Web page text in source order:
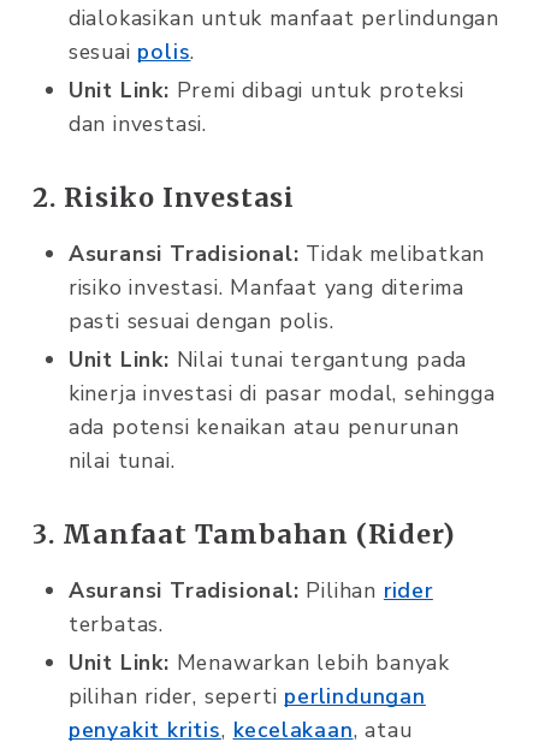
dialokasikan untuk manfaat perlindungan
sesuai polis.
Unit Link: Premi dibagi untuk proteksi
dan investasi.
2. Risiko Investasi
Asuransi Tradisional: Tidak melibatkan
risiko investasi. Manfaat yang diterima
pasti sesuai dengan polis.
Unit Link: Nilai tunai tergantung pada
kinerja investasi di pasar modal, sehingga
ada potensi kenaikan atau penurunan
nilai tunai.
3. Manfaat Tambahan (Rider)
Asuransi Tradisional: Pilihan rider
terbatas.
Unit Link: Menawarkan lebih banyak
pilihan rider, seperti perlindungan
penyakit kritis, kecelakaan, atau